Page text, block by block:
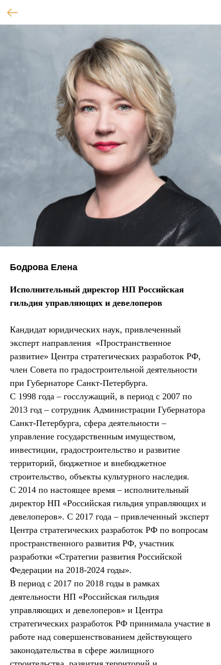
Бодрова Елена
Исполнительный директор НП Российская
гильдия управляющих и девелоперов
Кандидат юридических наук, привлеченный
эксперт направления «Пространственное
развитие» Центра стратегических разработок РФ,
член Совета по градостроительной деятельности
при Губернаторе Санкт-Петербурга.
С 1998 года – госслужащий, в период с 2007 по
2013 год – сотрудник Администрации Губернатора
Санкт-Петербурга, сфера деятельности –
управление государственным имуществом,
инвестиции, градостроительство и развитие
территорий, бюджетное и внебюджетное
строительство, объекты культурного наследия.
С 2014 по настоящее время – исполнительный
директор НП «Российская гильдия управляющих и
девелоперов». С 2017 года – привлеченный эксперт
Центра стратегических разработок РФ по вопросам
пространственного развития РФ, участник
разработки «Стратегии развития Российской
Федерации на 2018-2024 годы».
В период с 2017 по 2018 годы в рамках
деятельности НП «Российская гильдия
управляющих и девелоперов» и Центра
стратегических разработок РФ принимала участие в
работе над совершенствованием действующего
законодательства в сфере жилищного